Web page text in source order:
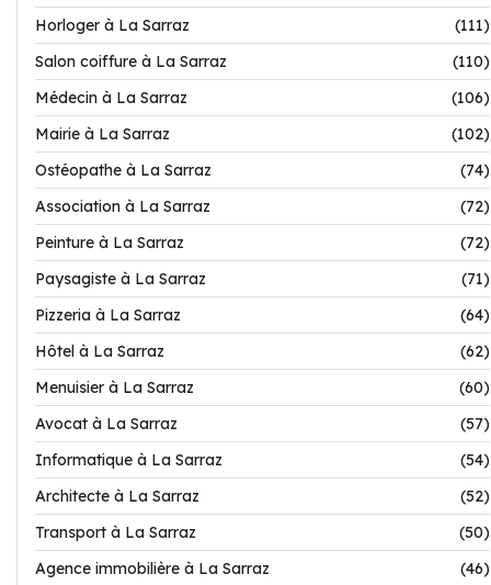
Horloger à La Sarraz
(111)
Salon coiffure à La Sarraz
(110)
Médecin à La Sarraz
(106)
Mairie à La Sarraz
(102)
Ostéopathe à La Sarraz
(74)
Association à La Sarraz
(72)
Peinture à La Sarraz
(72)
Paysagiste à La Sarraz
(71)
Pizzeria à La Sarraz
(64)
Hôtel à La Sarraz
(62)
Menuisier à La Sarraz
(60)
Avocat à La Sarraz
(57)
Informatique à La Sarraz
(54)
Architecte à La Sarraz
(52)
Transport à La Sarraz
(50)
Agence immobilière à La Sarraz
(46)